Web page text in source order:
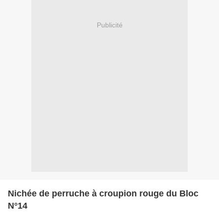
Publicité
Nichée de perruche à croupion rouge du Bloc
N°14